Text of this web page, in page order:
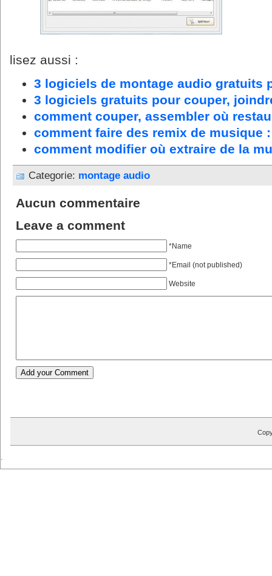
lisez aussi :
3 logiciels de montage audio gratuits
3 logiciels gratuits pour couper,
comment couper, assembler où
comment faire des remix de musique
comment modifier où extraire de la
Categorie: montage audio
Aucun commentaire
Leave a comment
*Name
*Email (not published)
Website
.